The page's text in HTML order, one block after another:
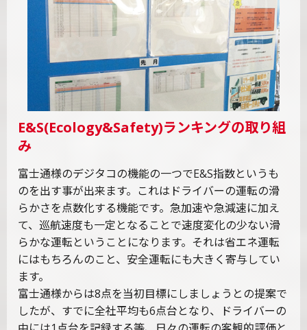
E&S(Ecology&Safety)ランキングの取り組
み
富士通様のデジタコの機能の一つでE&S指数というも
のを出す事が出来ます。これはドライバーの運転の滑
らかさを点数化する機能です。急加速や急減速に加え
て、巡航速度も一定となることで速度変化の少ない滑
らかな運転ということになります。それは省エネ運転
にはもちろんのこと、安全運転にも大きく寄与してい
ます。
富士通様からは8点を当初目標にしましょうとの提案で
したが、すでに全社平均も6点台となり、ドライバーの